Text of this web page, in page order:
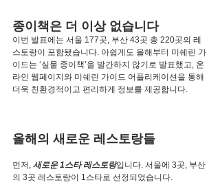
종이책은 더 이상 없습니다
이번 발표에는 서울 177곳, 부산 43곳 총 220곳의 레
스토랑이 포함됐습니다. 아쉽게도 올해부터 미쉐린 가
이드는 ‘실물 종이책’을 발간하지 않기로 발표했고, 온
라인 웹페이지와 미쉐린 가이드 어플리케이션을 통해
더욱 친환경적이고 편리하게 정보를 제공합니다.
올해의 새로운 레스토랑들
먼저, 새로운 1스타 레스토랑입니다. 서울에 3곳, 부산
의 3곳 레스토랑이 1스타로 선정되었습니다.